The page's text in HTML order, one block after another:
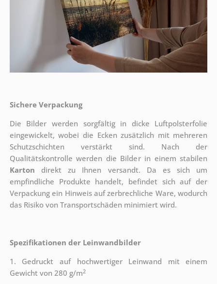
Sichere Verpackung
Die Bilder werden sorgfältig in dicke Luftpolsterfolie
eingewickelt, wobei die Ecken zusätzlich mit mehreren
Schutzschichten verstärkt sind. Nach der
Qualitätskontrolle werden die Bilder in einem stabilen
Karton direkt zu Ihnen versandt. Da es sich um
empfindliche Produkte handelt, befindet sich auf der
Verpackung ein Hinweis auf zerbrechliche Ware, wodurch
das Risiko von Transportschäden minimiert wird.
Spezifikationen der Leinwandbilder
1. Gedruckt auf hochwertiger Leinwand mit einem
Gewicht von 280 g/m2